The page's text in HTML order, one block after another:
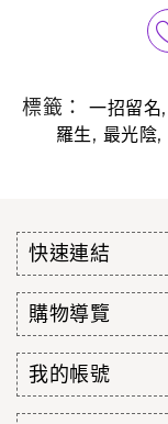
標籤： 一招留名,
羅生, 最光陰,
快速連結
購物導覽
我的帳號